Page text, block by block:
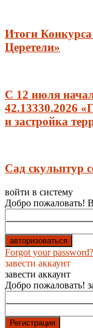
Итоги
Церетели»
С 12 июля
42.13330.2026
и застройка
Сад скульптур
войти в систему
Добро пожаловать!
Forgot your
завести аккаунт
завести аккаунт
Добро пожаловать!